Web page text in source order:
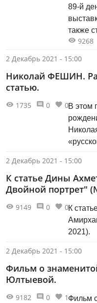
89-й
также
9268
2 Декабрь 2021 - 15:00
Николай ФЕШИН.
статью.
В этом
1735 0 0
2 Декабрь 2021 - 15:00
К статье Дины
Двойной портрет"
К
2021).
9149 0 0
2 Декабрь 2021 - 15:00
Фильм о
Юлтыевой.
Фильм
9182 0 1